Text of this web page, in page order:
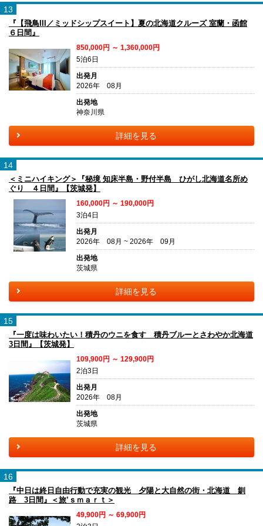
13
『【飛鳥III／ミッドシップスイート】夏の北海道クルーズ 室蘭・函館
６日間』
850,000円 ～ 1,360,000円
5泊6日
出発月
2026年 08月
出発地
神奈川県
詳細を見る
14
＜ミニハイキング＞『秘境 知床半島・野付半島 ひがし北海道名所め
ぐり ４日間』【茨城発】
160,000円 ～ 190,000円
3泊4日
出発月
2026年 08月 ~ 2026年 09月
出発地
茨城県
詳細を見る
15
『一度は味わいたい！積丹のウニを食す 積丹ブルーとさわやか北海道
3日間』【茨城発】
109,900円 ～ 129,900円
2泊3日
出発月
2026年 08月
出発地
茨城県
詳細を見る
16
『中日は終日自由行動で充実の観光 夕陽と大自然の街・北海道 釧
路 3日間』＜旅’ｓｍａｒｔ＞
49,900円 ～ 69,900円